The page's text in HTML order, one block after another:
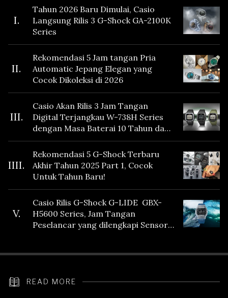
I.
Tahun 2026 Baru Dimulai, Casio
Langsung Rilis 3 G-Shock GA-2100K
Series
II.
Rekomendasi 5 Jam tangan Pria
Automatic Jepang Elegan yang
Cocok Dikoleksi di 2026
III.
Casio Akan Rilis 3 Jam Tangan
Digital Terjangkau W-738H Series
dengan Masa Baterai 10 Tahun dan
Fitur Vibration
IIII.
Rekomendasi 5 G-Shock Terbaru
Akhir Tahun 2025 Part 1, Cocok
Untuk Tahun Baru!
V.
Casio Rilis G-Shock G-LIDE GBX-
H5600 Series, Jam Tangan
Peselancar yang dilengkapi Sensor
READ MORE